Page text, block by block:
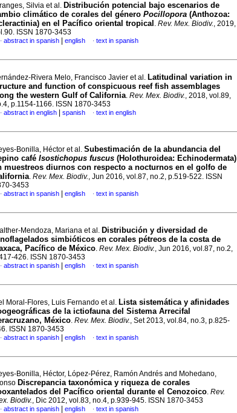
Silvia et al. Distribución potencial bajo escenarios de
climático de corales del género Pocillopora (Anthozoa:
en el Pacífico oriental tropical . Rev. Mex. Biodiv., 2019,
ISSN 1870-3453
· abstract in spanish english · text in spanish
Rivera Melo, Francisco Javier et al. Latitudinal variation in
and function of conspicuous reef fish assemblages
the western Gulf of California. Rev. Mex. Biodiv., 2018, vol.89,
p.1154-1166. ISSN 1870-3453
· abstract in english spanish · text in english
Bonilla, Héctor et al. Subestimación de la abundancia del
café Isostichopus fuscus (Holothuroidea: Echinodermata)
muestreos diurnos con respecto a nocturnos en el golfo de
. Rev. Mex. Biodiv., Jun 2016, vol.87, no.2, p.519-522. ISSN
3453
· abstract in spanish english · text in spanish
Mendoza, Mariana et al. Distribución y diversidad de
simbióticos en corales pétreos de la costa de
Pacífico de México. Rev. Mex. Biodiv., Jun 2016, vol.87, no.2,
426. ISSN 1870-3453
· abstract in spanish english · text in spanish
Moral-Flores, Luis Fernando et al. Lista sistemática y afinidades
de la ictiofauna del Sistema Arrecifal
México. Rev. Mex. Biodiv., Set 2013, vol.84, no.3, p.825-
ISSN 1870-3453
· abstract in spanish english · text in spanish
Bonilla, Héctor, López-Pérez, Ramón Andrés and Mohedano,
Discrepancia taxonómica y riqueza de corales
del Pacífico oriental durante el Cenozoico. Rev.
Biodiv., Dic 2012, vol.83, no.4, p.939-945. ISSN 1870-3453
· abstract in spanish english · text in spanish